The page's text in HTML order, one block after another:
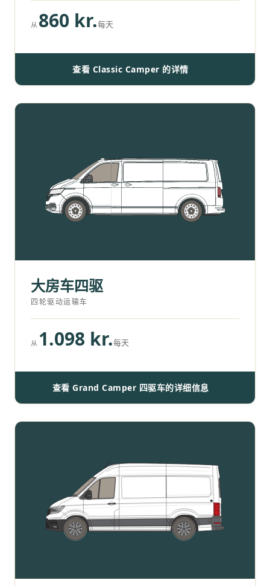
从 860 kr.每天
查看 Classic Camper 的详情
大房车四驱
四轮驱动运输车
从 1.098 kr.每天
查看 Grand Camper 四驱车的详细信息